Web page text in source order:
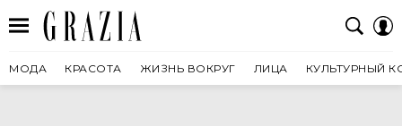
МОДА КРАСОТА ЖИЗНЬ ВОКРУГ ЛИЦА КУЛЬТУРНЫЙ